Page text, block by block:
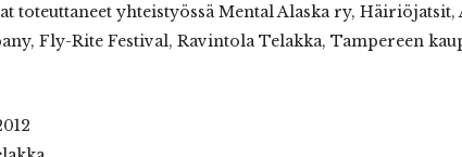
toteuttaneet yhteistyössä Mental Alaska ry, Häiriöjatsit,
Fly-Rite Festival, Ravintola Telakka, Tampereen